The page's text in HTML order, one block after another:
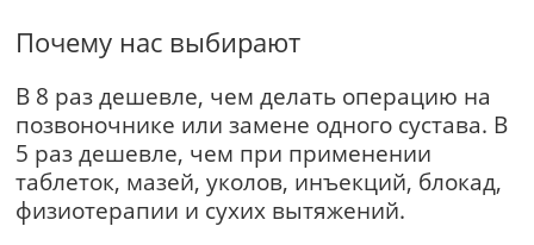
Почему нас выбирают
В 8 раз дешевле, чем делать операцию на
позвоночнике или замене одного сустава. В
5 раз дешевле, чем при применении
таблеток, мазей, уколов, инъекций, блокад,
физиотерапии и сухих вытяжений.